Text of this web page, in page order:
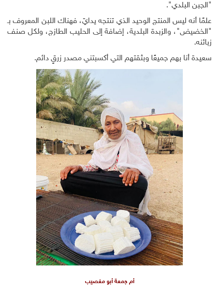
"الجبن البلدي".
علمًا أنه ليس المنتج الوحيد الذي تنتجه يدايّ، فهناك اللبن المعروف بـ
"الخضيض"، والزبدة البلدية، إضافة إلى الحليب الطازج، ولكل صنف
زبائنه.
سعيدة أنا بهم جميعًا وبثقتهم التي أكسبتني مصدر زرقٍ دائم.
أم جمعة أبو مغصيب